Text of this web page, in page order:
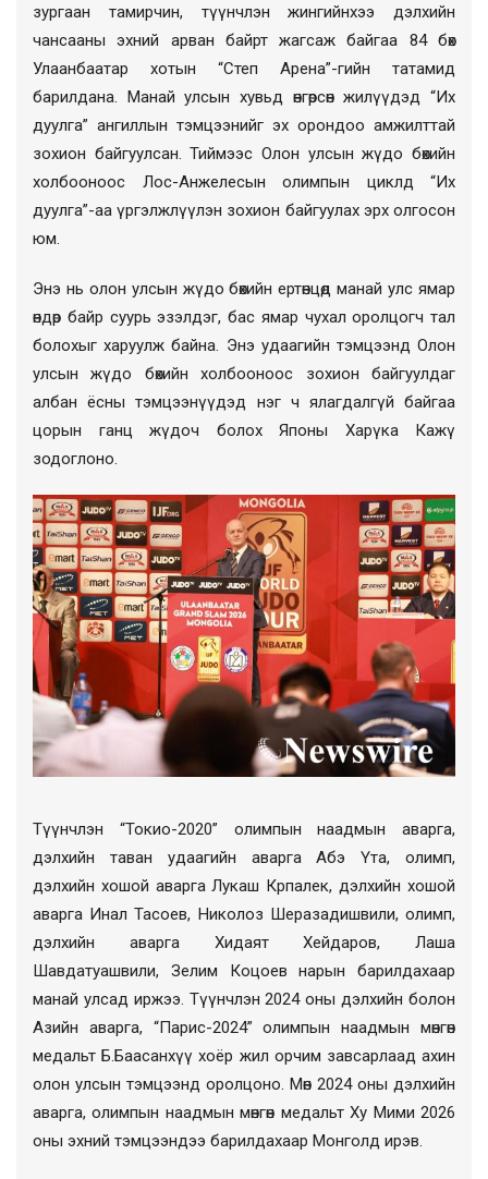
зургаан тамирчин, түүнчлэн жингийнхээ дэлхийн
чансааны эхний арван байрт жагсаж байгаа 84 бөх
Улаанбаатар хотын “Степ Арена”-гийн татамид
барилдана. Манай улсын хувьд өнгөрсөн жилүүдэд “Их
дуулга” ангиллын тэмцээнийг эх орондоо амжилттай
зохион байгуулсан. Тиймээс Олон улсын жүдо бөхийн
холбооноос Лос-Анжелесын олимпын циклд “Их
дуулга”-аа үргэлжлүүлэн зохион байгуулах эрх олгосон
юм.
Энэ нь олон улсын жүдо бөхийн ертөнцөд манай улс ямар
өндөр байр суурь эзэлдэг, бас ямар чухал оролцогч тал
болохыг харуулж байна. Энэ удаагийн тэмцээнд Олон
улсын жүдо бөхийн холбооноос зохион байгуулдаг
албан ёсны тэмцээнүүдэд нэг ч ялагдалгүй байгаа
цорын ганц жүдоч болох Японы Харүка Кажү
зодоглоно.
Түүнчлэн “Токио-2020” олимпын наадмын аварга,
дэлхийн таван удаагийн аварга Абэ Үта, олимп,
дэлхийн хошой аварга Лукаш Крпалек, дэлхийн хошой
аварга Инал Тасоев, Николоз Шеразадишвили, олимп,
дэлхийн аварга Хидаят Хейдаров, Лаша
Шавдатуашвили, Зелим Коцоев нарын барилдахаар
манай улсад иржээ. Түүнчлэн 2024 оны дэлхийн болон
Азийн аварга, “Парис-2024” олимпын наадмын мөнгөн
медальт Б.Баасанхүү хоёр жил орчим завсарлаад ахин
олон улсын тэмцээнд оролцоно. Мөн 2024 оны дэлхийн
аварга, олимпын наадмын мөнгөн медальт Ху Мими 2026
оны эхний тэмцээндээ барилдахаар Монголд ирэв.